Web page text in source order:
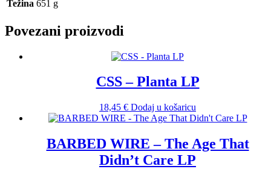
Težina 651 g
Povezani proizvodi
CSS – Planta LP
18,45 € Dodaj u košaricu
BARBED WIRE – The Age That
Didn’t Care LP